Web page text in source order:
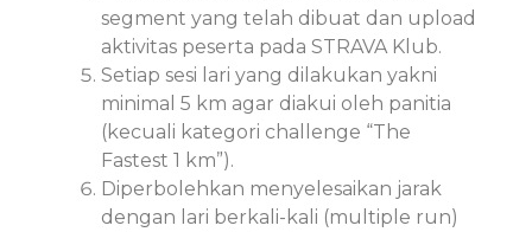
segment yang telah dibuat dan upload
aktivitas peserta pada STRAVA Klub.
Setiap sesi lari yang dilakukan yakni
minimal 5 km agar diakui oleh panitia
(kecuali kategori challenge “The
Fastest 1 km”).
Diperbolehkan menyelesaikan jarak
dengan lari berkali-kali (multiple run)